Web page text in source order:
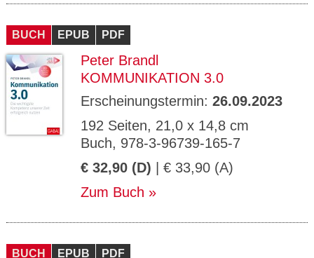
BUCH EPUB PDF
Peter Brandl
KOMMUNIKATION 3.0
Erscheinungstermin: 26.09.2023
192 Seiten, 21,0 x 14,8 cm
Buch, 978-3-96739-165-7
€ 32,90 (D) | € 33,90 (A)
Zum Buch
BUCH EPUB PDF